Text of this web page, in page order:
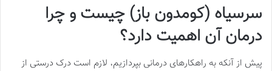
سرسیاه (کومدون باز) چیست و چرا
درمان آن اهمیت دارد؟
پیش از آنکه به راهکارهای درمانی بپردازیم، لازم است درک درستی از